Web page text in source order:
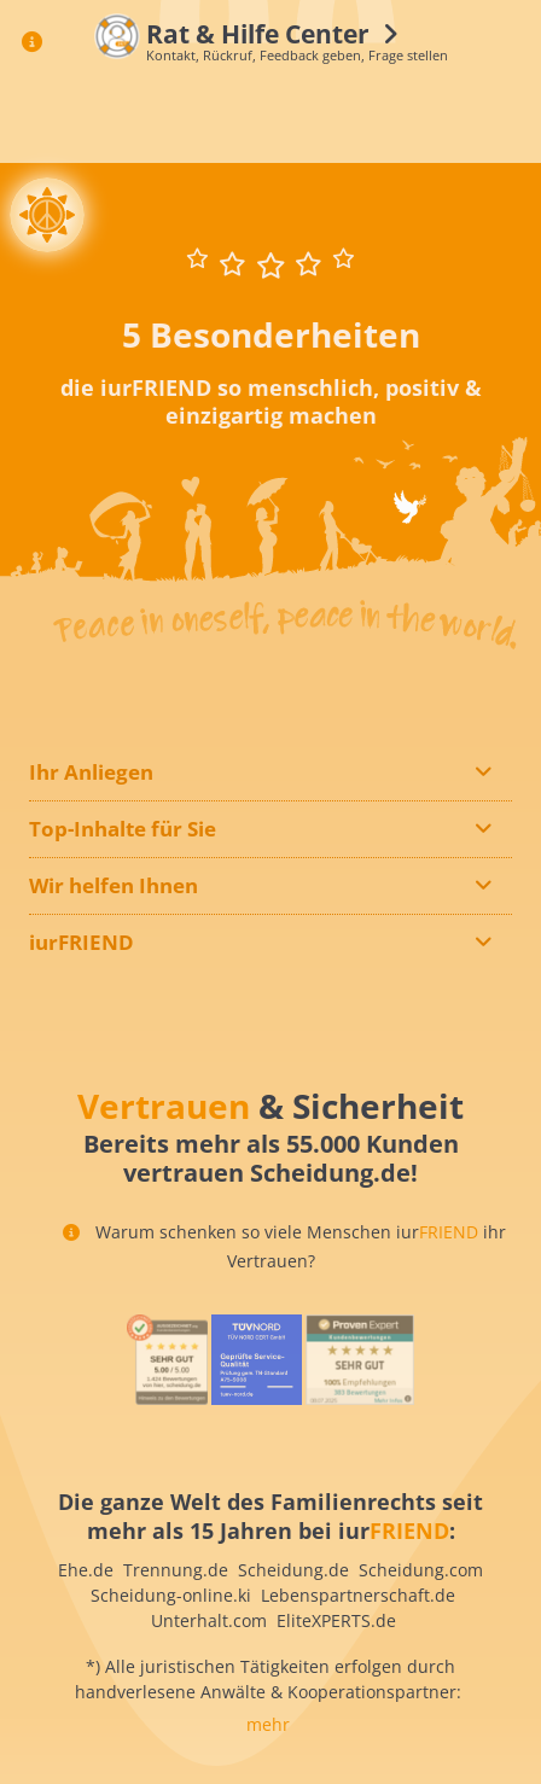
Rat & Hilfe Center
Kontakt, Rückruf, Feedback geben, Frage stellen
5 Besonderheiten
die iurFRIEND so menschlich, positiv &
einzigartig machen
Ihr Anliegen
Top-Inhalte für Sie
Wir helfen Ihnen
iurFRIEND
Vertrauen & Sicherheit
Bereits mehr als 55.000 Kunden
vertrauen Scheidung.de!
Warum schenken so viele Menschen iurFRIEND ihr
Vertrauen?
Die ganze Welt des Familienrechts seit
mehr als 15 Jahren bei iurFRIEND:
Ehe.de Trennung.de Scheidung.de Scheidung.com
Scheidung-online.ki Lebenspartnerschaft.de
Unterhalt.com EliteXPERTS.de
*) Alle juristischen Tätigkeiten erfolgen durch
handverlesene Anwälte & Kooperationspartner:
mehr